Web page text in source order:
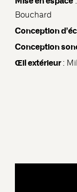
Bouchard
Conception
Conception
Œil extérieur: